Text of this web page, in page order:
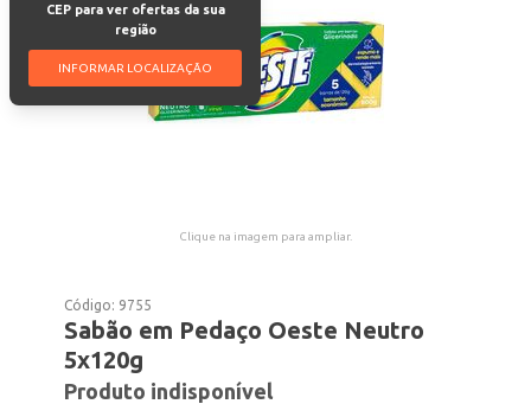
CEP para ver ofertas da sua
região
INFORMAR LOCALIZAÇÃO
Clique na imagem para ampliar.
Código: 9755
Sabão em Pedaço Oeste Neutro
5x120g
Produto indisponível